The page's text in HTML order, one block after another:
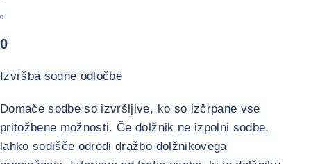
0
0
Izvršba sodne odločbe
Domače sodbe so izvršljive, ko so izčrpane vse
pritožbene možnosti. Če dolžnik ne izpolni sodbe,
lahko sodišče odredi dražbo dolžnikovega